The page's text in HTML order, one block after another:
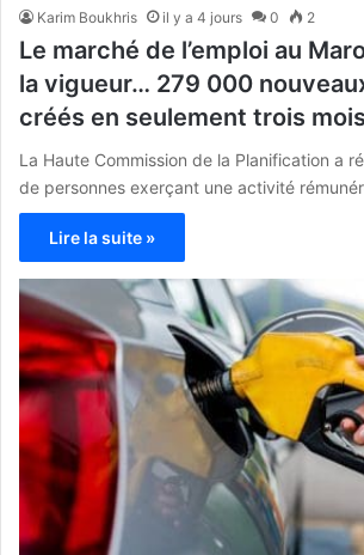
Karim Boukhris il y a 4 jours 0 2
Le marché de l’emploi au
la vigueur… 279 000
créés en seulement trois mois
La Haute Commission de la Planification a
de personnes exerçant une activité
Lire la suite »